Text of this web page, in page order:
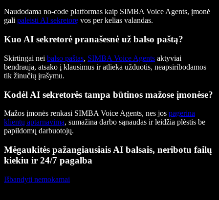
Naudodama no-code platformas kaip SIMBA Voice Agents, įmonė
gali paleisti AI sekretorę vos per kelias valandas.
Kuo AI sekretorė pranašesnė už balso paštą?
Skirtingai nei balso paštas, SIMBA Voice Agents aktyviai
bendrauja, atsako į klausimus ir atlieka užduotis, neapsiribodamos
tik žinučių įrašymu.
Kodėl AI sekretorės tampa būtinos mažose įmonėse?
Mažos įmonės renkasi SIMBA Voice Agents, nes jos pagerina
klientų aptarnavimą, sumažina darbo sąnaudas ir leidžia plėstis be
papildomų darbuotojų.
Mėgaukitės pažangiausiais AI balsais, neribotu failų
kiekiu ir 24/7 pagalba
Išbandyti nemokamai